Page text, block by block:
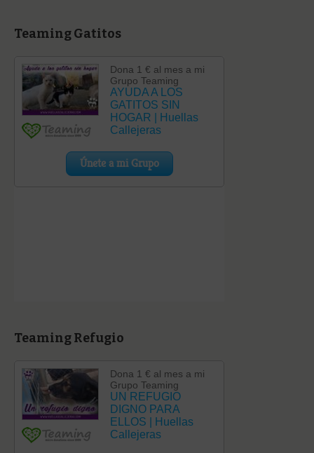
Teaming Gatitos
Teaming Refugio